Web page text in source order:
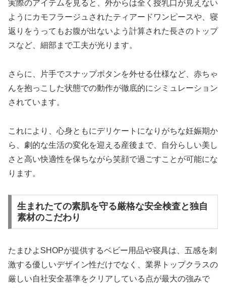
実際のアイテムを見ると、外からは全く授乳口が見えない
ようにカモフラージュされたティアードワンピースや、寝
返りをうってもお腹が出ないよう計算された長さのトップ
スなど、細部まで工夫が光ります。
さらに、片手でスナップボタンを外せる仕様など、赤ちゃ
んを抱っこした状態での動作が徹底的にシミュレーション
されています。
これにより、心身ともにデリケートになりがちな妊娠期か
ら、劇的な生活の変化を迎える産後まで、自分らしい美し
さと高い快適性を保ちながら笑顔で過ごすことが可能にな
ります。
生まれたての素肌を守る厳格な安全検査と独自
素材のこだわり
たまひよSHOPが提供するベビー用品や寝具は、五感を刺
激する優しいデザイン性だけでなく、業界トップクラスの
厳しい自社安全基準をクリアしている点が最大の強みで